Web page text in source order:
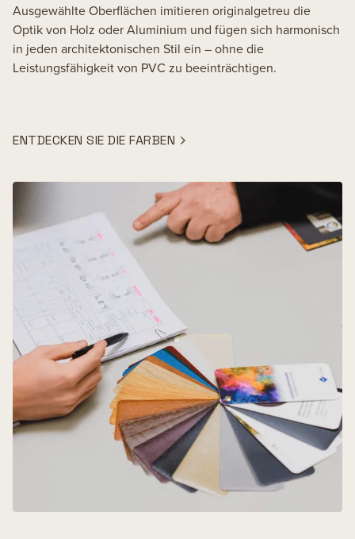
Ausgewählte Oberflächen imitieren originalgetreu die
Optik von Holz oder Aluminium und fügen sich harmonisch
in jeden architektonischen Stil ein – ohne die
Leistungsfähigkeit von PVC zu beeinträchtigen.
ENTDECKEN SIE DIE FARBEN